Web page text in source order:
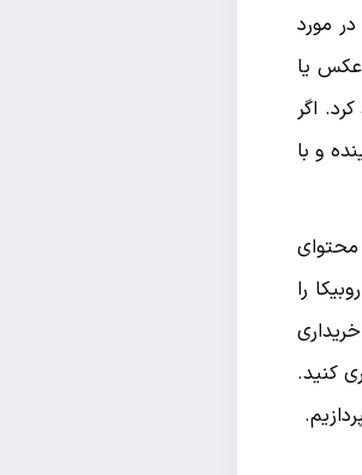
مورد
عکس یا
اگر
و با
را
کنید.